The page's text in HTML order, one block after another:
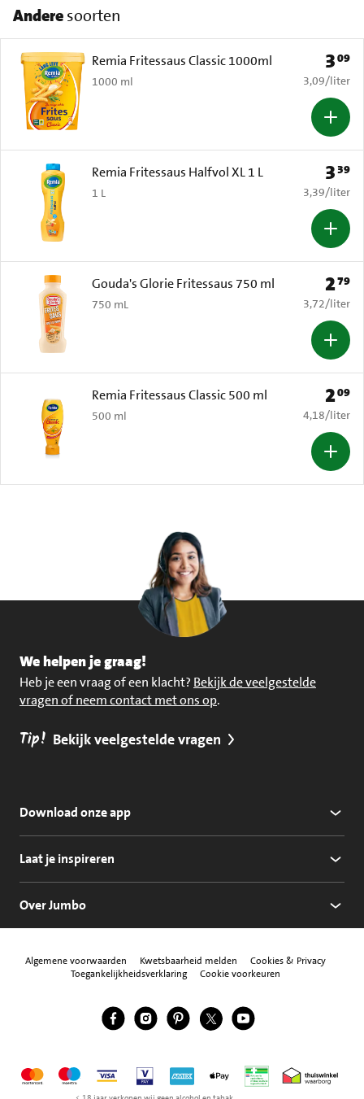
Anderesoorten
Remia Fritessaus Classic 1000ml
1000 ml
Prijs:
309
€ 3,09 per
3,09/liter
Remia Fritessaus Halfvol XL 1 L
1 L
Prijs:
339
€ 3,39 per
3,39/liter
Gouda's Glorie Fritessaus 750 ml
750 mL
Prijs:
279
€ 3,72 per
3,72/liter
Remia Fritessaus Classic 500 ml
500 ml
Prijs:
209
€ 4,18 per
4,18/liter
We helpen je graag!
Heb je een vraag of een klacht? Bekijk de veelgestelde
vragen of neem contact met ons op.
Tip! Bekijk veelgestelde vragen
Download onze app
Laat je inspireren
Over Jumbo
Algemene voorwaarden Kwetsbaarheid melden
Cookies & Privacy
Toegankelijkheidsverklaring
Cookie voorkeuren
Volg ons
Jumbo Facebook
Jumbo Instagram
Jumbo Pinterest
Jumbo Twitter
Jumbo YouTube
MastercardMaestroVisa Vpay American Express
Apple Pay Thuiswinkel